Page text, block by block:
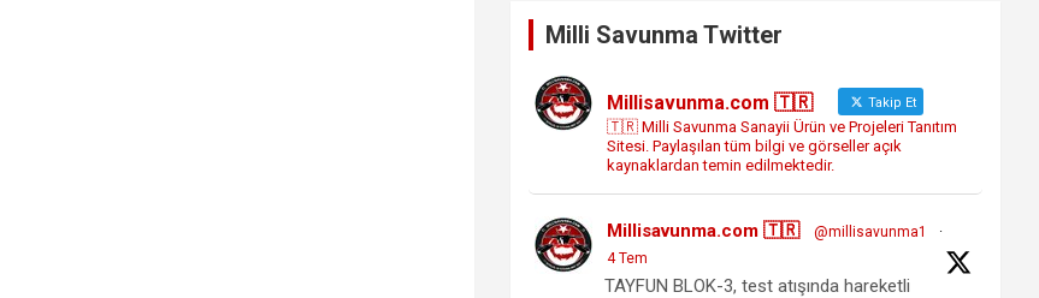
Milli Savunma Twitter
Millisavunma.com 🇹🇷 Takip Et
🇹🇷 Milli Savunma Sanayii Ürün ve Projeleri Tanıtım
Sitesi. Paylaşılan tüm bilgi ve görseller açık
kaynaklardan temin edilmektedir.
Millisavunma.com 🇹🇷 @millisavunma1
·
4 Tem
TAYFUN BLOK-3, test atışında hareketli